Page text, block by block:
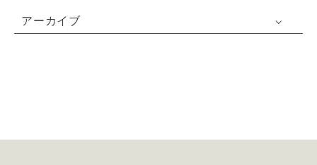
アーカイブ